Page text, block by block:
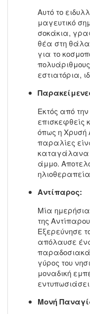
Αυτό το
μαγευτικό
σοκάκια,
θέα στη
για το
εστιατόρια,
Εκτός από
επισκεφθείς
όπως η Χρυσή
παραλίες
καταγάλανα
άμμο.
Αντίπαρος:
Μία ημερήσια
της
Εξερεύνησε
απόλαυσε
γύρος του
μοναδική
Μονή